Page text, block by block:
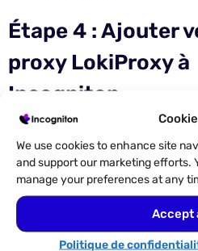
We use cookies to enhance site
and support our marketing efforts.
manage your preferences at any
Accept
Politique de
Étape 4 : Ajouter
proxy LokiProxy à
Incogniton
Ouvrez Incogniton et allez dans
profils, puissélectionnez
ouvrez unprofilexistant.
Dans les paramètres du profil,
section Proxy et entrez les
connexion LokiProxy : hôte,
Cliquez sur Vérifier le proxy